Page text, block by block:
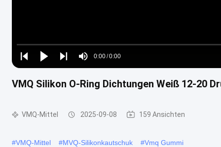
Play
Play
Play
Mute
Time
0:00/0:00
Loaded:
0%
VMQ Silikon O-Ring Dichtungen Weiß 12-20
VMQ-Mittel 2025-09-08 159 Ansichten
#VMQ-Mittel #MVQ-Silikonkautschuk #Vmq Gummi